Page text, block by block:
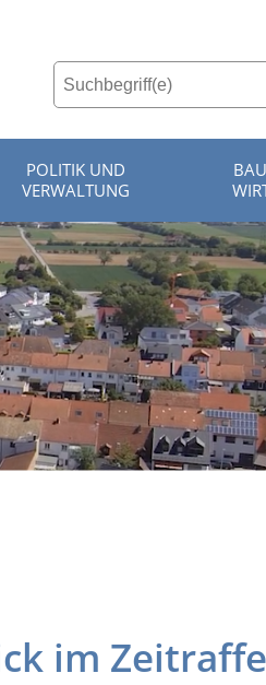
POLITIK UND
VERWALTUNG
im